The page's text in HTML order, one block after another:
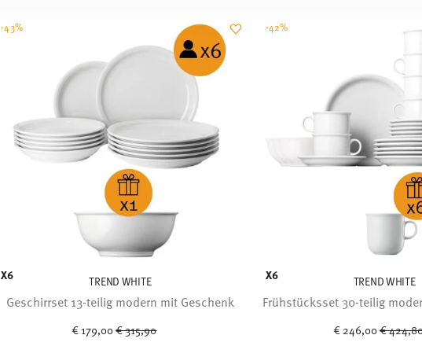
X6 TREND WHITE
Geschirrset 13-teilig modern mit Geschenk
€ 179,00Price reduced from
€ 315,90
-43%
X6 TREND WHITE
Frühstücksset 30-teilig
€ 246,00Price
€
-42%